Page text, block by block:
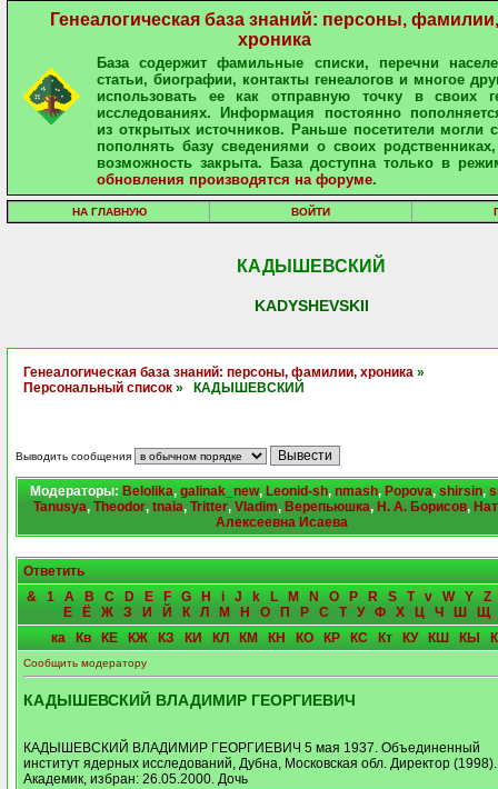
Генеалогическая база знаний: персоны, фамилии,
хроника
База содержит фамильные списки, перечни
статьи, биографии, контакты генеалогов и многое
использовать ее как отправную точку в своих
исследованиях. Информация постоянно
из открытых источников. Раньше посетители могли
пополнять базу сведениями о своих
возможность закрыта. База доступна только в
обновления производятся на форуме.
НА ГЛАВНУЮ ВОЙТИ
КАДЫШЕВСКИЙ
KADYSHEVSKII
Генеалогическая база знаний: персоны, фамилии, хроника »
Персональный список » КАДЫШЕВСКИЙ
Выводить сообщения
Модераторы: Belolika, galinak_new, Leonid-sh, nmash, Popova, shirsin,
Tanusya, Theodor, tnaia, Tritter, Vladim, Верепьюшка, Н. А. Борисов,
Алексеевна Исаева
Ответить
&
1 A B C D E F G H i J k L M N O P R S T v W Y
Z
Е
Ё Ж З И Й К Л М Н О П Р С Т У Ф Х Ц Ч Ш
Щ
ка
Кв КЕ КЖ КЗ КИ КЛ КМ КН КО КР КС Кт КУ КШ КЫ
Сообщить модератору
КАДЫШЕВСКИЙ ВЛАДИМИР ГЕОРГИЕВИЧ
КАДЫШЕВСКИЙ ВЛАДИМИР ГЕОРГИЕВИЧ 5 мая 1937. Объединенный
институт ядерных исследований, Дубна, Московская обл. Директор (1998).
Академик, избран: 26.05.2000. Дочь